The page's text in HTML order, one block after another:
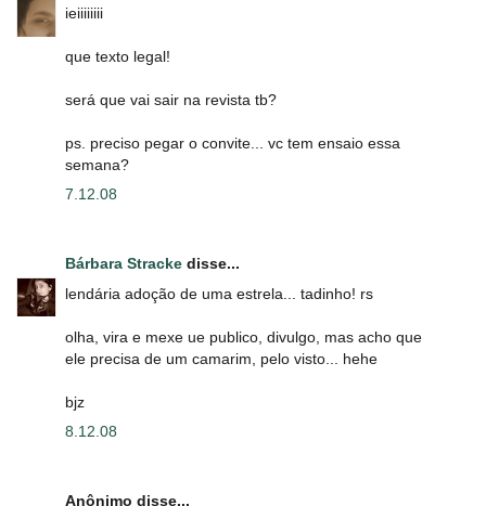
ieiiiiiiii
que texto legal!
será que vai sair na revista tb?
ps. preciso pegar o convite... vc tem ensaio essa
semana?
7.12.08
Bárbara Stracke disse...
lendária adoção de uma estrela... tadinho! rs
olha, vira e mexe ue publico, divulgo, mas acho que
ele precisa de um camarim, pelo visto... hehe
bjz
8.12.08
Anônimo disse...